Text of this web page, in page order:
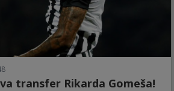
transfer Rikarda Gomeša!